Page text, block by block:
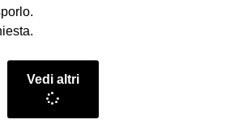
Vedi altri